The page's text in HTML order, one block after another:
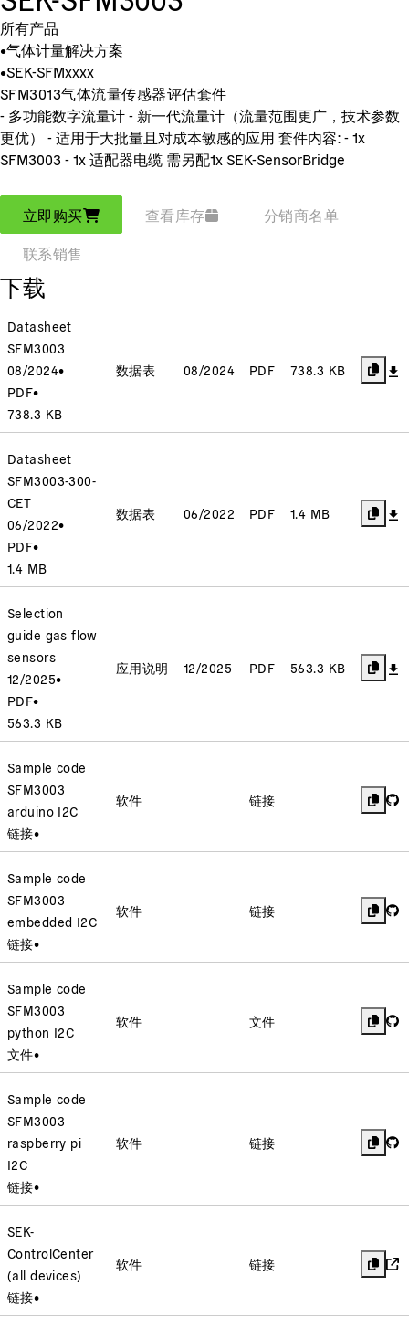
所有产品
•气体计量解决方案
•SEK-SFMxxxx
SFM3013气体流量传感器评估套件
- 多功能数字流量计 - 新一代流量计（流量范围更广，技术参数
更优） - 适用于大批量且对成本敏感的应用 套件内容: - 1x
SFM3003 - 1x 适配器电缆 需另配1x SEK-SensorBridge
立即购买 查看库存 分销商名单
联系销售
下载
Datasheet
SFM3003
08/2024•
PDF•
738.3 KB
数据表 08/2024 PDF 738.3 KB
Datasheet
SFM3003-300-
CET
06/2022•
PDF•
1.4 MB
数据表 06/2022 PDF 1.4 MB
Selection
guide gas flow
sensors
12/2025•
PDF•
563.3 KB
应用说明 12/2025 PDF 563.3 KB
Sample code
SFM3003
arduino I2C
链接•
软件 链接
Sample code
SFM3003
embedded I2C
链接•
软件 链接
Sample code
SFM3003
python I2C
文件•
软件 文件
Sample code
SFM3003
raspberry pi
I2C
链接•
软件 链接
SEK-
ControlCenter
(all devices)
链接•
软件 链接